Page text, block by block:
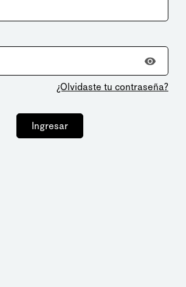
¿Olvidaste tu contraseña?
Ingresar